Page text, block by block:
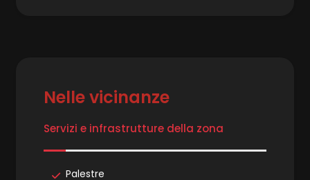
Locali: 5
Stato conservazione: Ottimo
Numero posti auto scoperti: 1
Piano: 2
Nelle vicinanze
Servizi e infrastrutture della zona
Palestre